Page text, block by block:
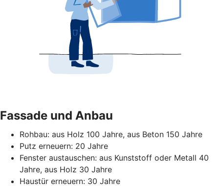
Fassade und Anbau
Rohbau: aus Holz 100 Jahre, aus Beton 150 Jahre
Putz erneuern: 20 Jahre
Fenster austauschen: aus Kunststoff oder Metall 40
Jahre, aus Holz 30 Jahre
Haustür erneuern: 30 Jahre